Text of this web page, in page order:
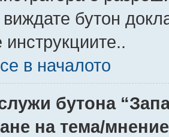
бутон
инструкциите..
в началото
бутона
на тема/